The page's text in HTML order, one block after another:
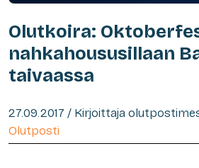
Olutkoira:
nahkahoususillaan
taivaassa
27.09.2017 / Kirjoittaja
Olutposti